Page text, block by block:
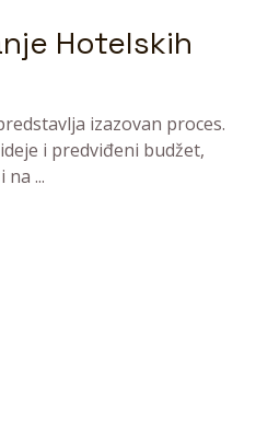
Hotelskih
izazovan proces.
i predviđeni budžet,
...